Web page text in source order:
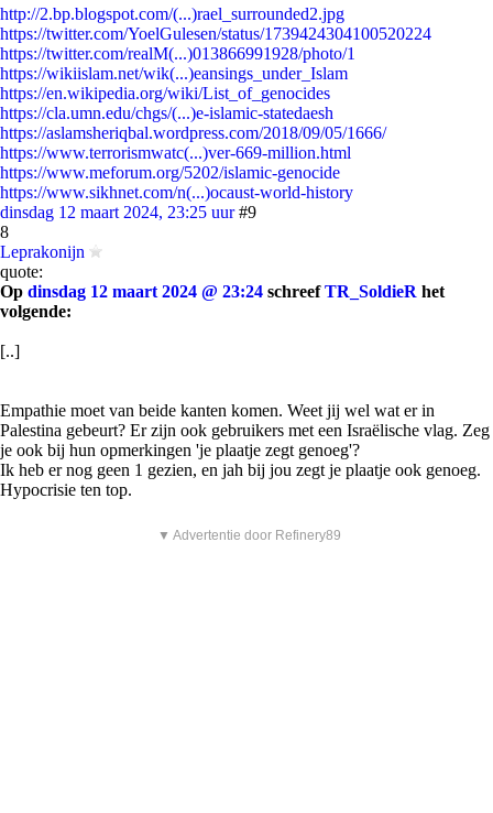
http://2.bp.blogspot.com/(...)rael_surrounded2.jpg
https://twitter.com/YoelGulesen/status/1739424304100520224
https://twitter.com/realM(...)013866991928/photo/1
https://wikiislam.net/wik(...)eansings_under_Islam
https://en.wikipedia.org/wiki/List_of_genocides
https://cla.umn.edu/chgs/(...)e-islamic-statedaesh
https://aslamsheriqbal.wordpress.com/2018/09/05/1666/
https://www.terrorismwatc(...)ver-669-million.html
https://www.meforum.org/5202/islamic-genocide
https://www.sikhnet.com/n(...)ocaust-world-history
dinsdag 12 maart 2024, 23:25 uur #9
8
Leprakonijn
quote:
Op dinsdag 12 maart 2024 @ 23:24 schreefTR_SoldieR het
volgende:
[..]
Empathie moet van beide kanten komen. Weet jij wel wat er in
Palestina gebeurt? Er zijn ook gebruikers met een Israëlische vlag. Zeg
je ook bij hun opmerkingen 'je plaatje zegt genoeg'?
Ik heb er nog geen 1 gezien, en jah bij jou zegt je plaatje ook genoeg.
Hypocrisie ten top.
▼ Advertentie door Refinery89